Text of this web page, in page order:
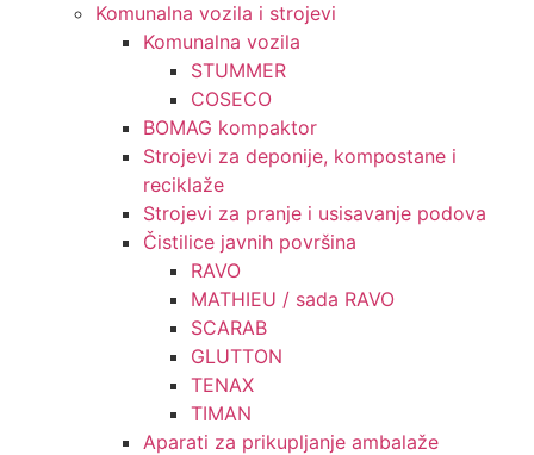
Komunalna vozila i strojevi
Komunalna vozila
STUMMER
COSECO
BOMAG kompaktor
Strojevi za deponije, kompostane i
reciklaže
Strojevi za pranje i usisavanje podova
Čistilice javnih površina
RAVO
MATHIEU / sada RAVO
SCARAB
GLUTTON
TENAX
TIMAN
Aparati za prikupljanje ambalaže